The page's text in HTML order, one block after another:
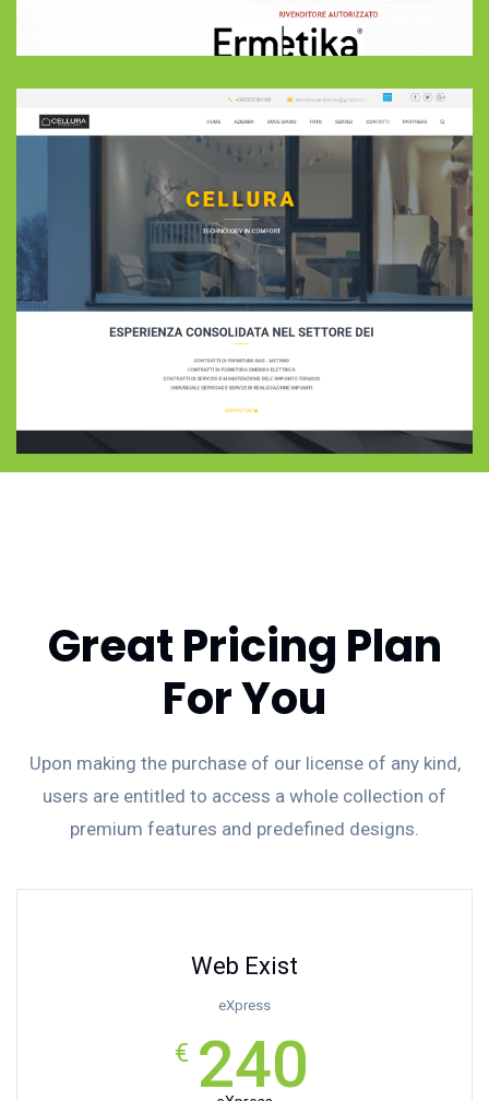
Great Pricing Plan
For You
Upon making the purchase of our license of any kind,
users are entitled to access a whole collection of
premium features and predefined designs.
Web Exist
eXpress
€ 240